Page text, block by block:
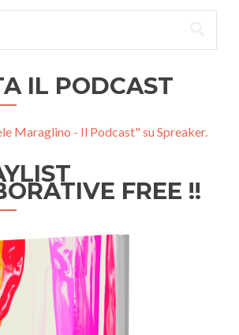
IL PODCAST
Maraglino - Il Podcast" su Spreaker.
FREE !!